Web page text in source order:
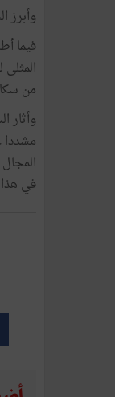
وأبرز
فيما
من
وأثار
مشددا
في